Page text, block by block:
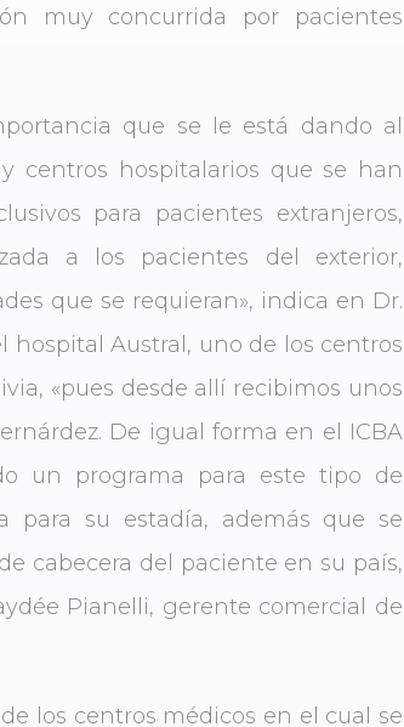
muy concurrida por pacientes
que se le está dando al
centros hospitalarios que se han
para pacientes extranjeros,
a los pacientes del exterior,
que se requieran», indica en Dr.
hospital Austral, uno de los centros
«pues desde allí recibimos unos
De igual forma en el ICBA
un programa para este tipo de
para su estadía, además que se
cabecera del paciente en su país,
Pianelli, gerente comercial de
los centros médicos en el cual se